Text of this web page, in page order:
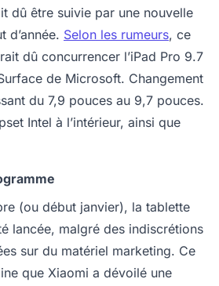
dû être suivie par une nouvelle
d’année. Selon les rumeurs, ce
dû concurrencer l’iPad Pro 9.7
de Microsoft. Changement
du 7,9 pouces au 9,7 pouces.
Intel à l’intérieur, ainsi que
(ou début janvier), la tablette
lancée, malgré des indiscrétions
sur du matériel marketing. Ce
que Xiaomi a dévoilé une